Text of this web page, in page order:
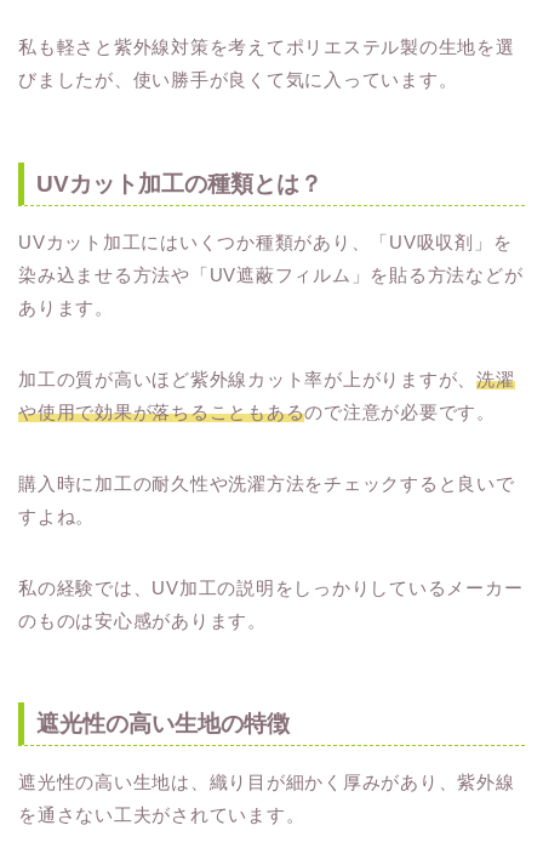
私も軽さと紫外線対策を考えてポリエステル製の生地を選
びましたが、使い勝手が良くて気に入っています。
UVカット加工の種類とは？
UVカット加工にはいくつか種類があり、「UV吸収剤」を
染み込ませる方法や「UV遮蔽フィルム」を貼る方法などが
あります。
加工の質が高いほど紫外線カット率が上がりますが、洗濯
や使用で効果が落ちることもあるので注意が必要です。
購入時に加工の耐久性や洗濯方法をチェックすると良いで
すよね。
私の経験では、UV加工の説明をしっかりしているメーカー
のものは安心感があります。
遮光性の高い生地の特徴
遮光性の高い生地は、織り目が細かく厚みがあり、紫外線
を通さない工夫がされています。